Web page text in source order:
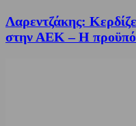
Λαρεντζάκης:
στην ΑΕΚ – Η